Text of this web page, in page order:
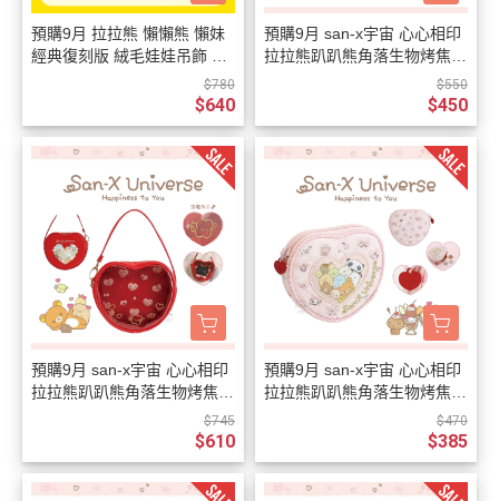
預購9月 拉拉熊 懶懶熊 懶妹
經典復刻版 絨毛娃娃吊飾 鑰
$780
$640
預購9月 san-x宇宙 心心相印
拉拉熊趴趴熊角落生物烤焦麵
$550
$450
預購9月 san-x宇宙 心心相印
拉拉熊趴趴熊角落生物烤焦麵
$745
$610
預購9月 san-x宇宙 心心相印
拉拉熊趴趴熊角落生物烤焦麵
$470
$385